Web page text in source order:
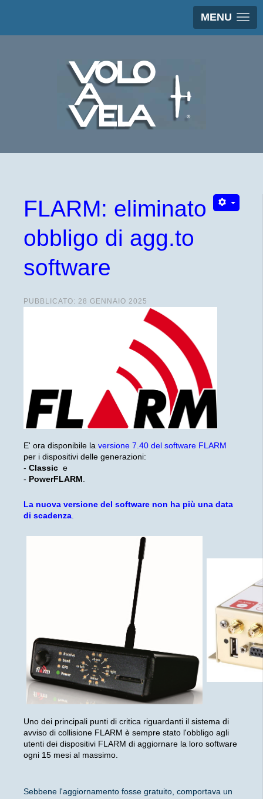
MENU
FLARM: eliminato
obbligo di agg.to
software
PUBBLICATO: 28 GENNAIO 2025
E' ora disponibile la versione 7.40 del software FLARM
per i dispositivi delle generazioni:
- Classic e
- PowerFLARM
La nuova versione del software non ha più una data
di scadenza
Uno dei principali punti di critica riguardanti il sistema di
avviso di collisione FLARM è sempre stato l'obbligo agli
utenti dei dispositivi FLARM di aggiornare la loro software
ogni 15 mesi al massimo.
Sebbene l'aggiornamento fosse gratuito, comportava un